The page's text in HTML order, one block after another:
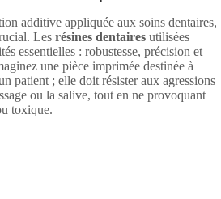
additive appliquée aux soins dentaires,
Les résines dentaires utilisées
essentielles : robustesse, précision et
une pièce imprimée destinée à
patient ; elle doit résister aux agressions
ou la salive, tout en ne provoquant
toxique.